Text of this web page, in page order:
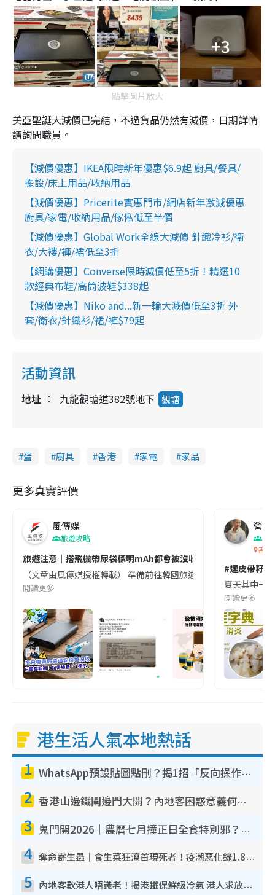
+3
點擊圖片放大
美亞聖誕大減價已完結，不過貨品仍然有減價，日期詳情
請詢問職員。
【減價優惠】IKEA限時新年優惠$6.9起 廚具/餐具/
擺設/床上用品/收納用品
【減價優惠】Pricerite實惠門市/網店新年激減優惠
廚具/家電/收納用品/傢俬低至半價
【減價優惠】Global Work全線大減價 針織冷衫/衛
衣/大褸/褲/裙低至3折
【網購優惠】Converse限時減價低至5折！精選10
款經典布鞋/高筒波鞋$338起
【減價優惠】Niko and...新一輪大減價低至3折 外
套/衛衣/針織衫/裙/褲$79起
活動資訊
地址 九龍觀塘道382號地下 觀塘
蛋 廚具 香港 家電 家品
更多真實評價
風傳媒
旅遊攻略
旅遊注意｜搭飛機帶尿袋標明mAh都會被沒收😱出發前切記檢查
（文章由風傳媒授權轉載） 準備前往韓國旅遊的民眾，近期要
閱讀更多
營養
香港
#連皮帶籽
夏天其中一
閱讀更多
港生活人氣本地熱話
1 WhatsApp預設貼圖點刪？揭1招「反向操作」還原簡潔介面 附3步實測教學
2 香港山邊鐵閘邊門大開？內地客困惑意義何在！網民神回覆：呢種叫法理性防禦
3 鬼門開2026｜農曆七月撞正日全食特別邪？專家警告切忌做一事！揭4大禁忌+2招保平安
4 奪命寄生蟲｜食生菜狂瀉首現死者！疫潮惡化錄1.8萬宗病例 揭洗菜3大謬誤
5 內地客歎港人唔識老！揭港鐵保鮮級冷氣 港人求放過：咪投訴